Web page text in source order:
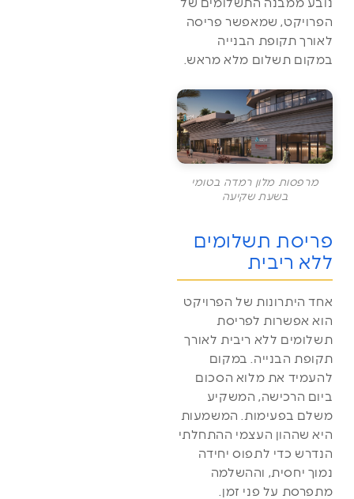
נובע ממבנה התשלומים של
הפרויקט, שמאפשר פריסה
לאורך תקופת הבנייה
במקום תשלום מלא מראש.
מרפסות מלון רמדה בטומי
בשעת שקיעה
פריסת תשלומים
ללא ריבית
אחד היתרונות של הפרויקט
הוא אפשרות לפריסת
תשלומים ללא ריבית לאורך
תקופת הבנייה. במקום
להעמיד את מלוא הסכום
ביום הרכישה, המשקיע
משלם בפעימות. המשמעות
היא שההון העצמי ההתחלתי
הנדרש כדי לתפוס יחידה
נמוך יחסית, וההשלמה
מתפרסת על פני זמן.